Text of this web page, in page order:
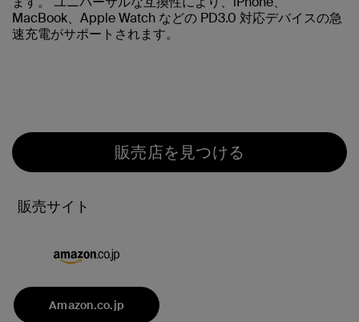
MacBook、Apple Watch などの PD3.0 対応デバイスの急
速充電がサポートされます。
販売店を見つける
販売サイト
Amazon.co.jp